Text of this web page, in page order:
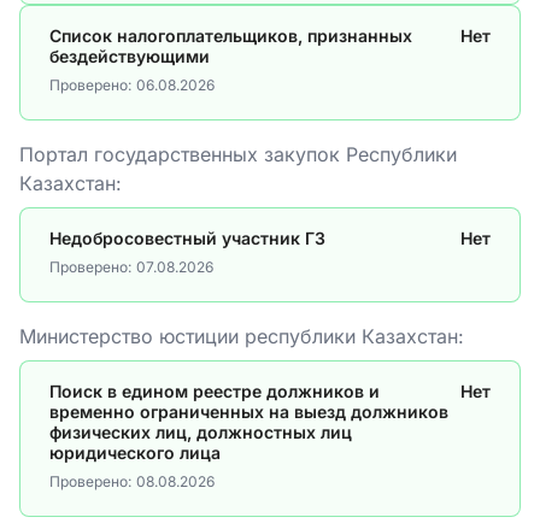
Список налогоплательщиков, признанных
бездействующими
Нет
Проверено: 06.08.2026
Портал государственных закупок Республики
Казахстан:
Недобросовестный участник ГЗ Нет
Проверено: 07.08.2026
Министерство юстиции республики Казахстан:
Поиск в едином реестре должников и
временно ограниченных на выезд должников
физических лиц, должностных лиц
юридического лица
Нет
Проверено: 08.08.2026